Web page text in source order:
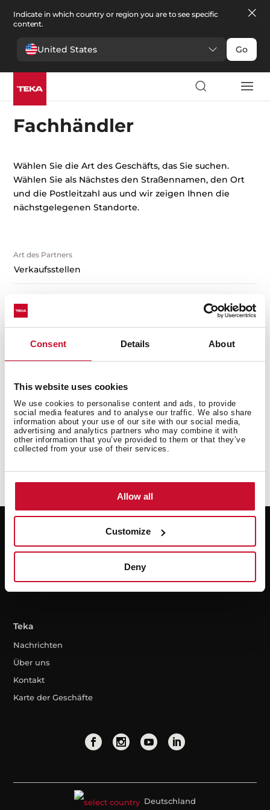
Consent Details About
This website uses cookies
We use cookies to personalise content and ads, to provide
social media features and to analyse our traffic. We also share
information about your use of our site with our social media,
advertising and analytics partners who may combine it with
other information that you’ve provided to them or that they’ve
collected from your use of their services.
Allow all
Customize
Deny
Indicate in which country or region you are to see specific
content.
United States Go
Fachhändler
Wählen Sie die Art des Geschäfts, das Sie suchen.
Wählen Sie als Nächstes den Straßennamen, den Ort
und die Postleitzahl aus und wir zeigen Ihnen die
nächstgelegenen Standorte.
Art des Partners
Verkaufsstellen
Technikeranforderung
Ersatzteile
Hilfsmittel
Neues Energieetikett
Häufig gestellte Fragen
Teka
Nachrichten
Über uns
Kontakt
Karte der Geschäfte
Deutschland